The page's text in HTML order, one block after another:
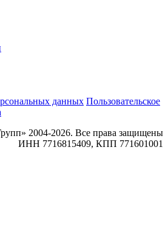
данных Пользовательское
2004-2026. Все права защищены
ИНН 7716815409, КПП 771601001